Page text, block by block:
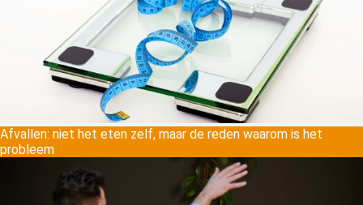
Afvallen: niet het eten zelf, maar de reden waarom is het
probleem